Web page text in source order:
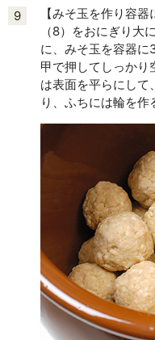
9
【みそ玉を作り容器
（8）をおにぎり大
に、みそ玉を容器
甲で押してしっかり
は表面を平らにして
り、ふちには輪を作